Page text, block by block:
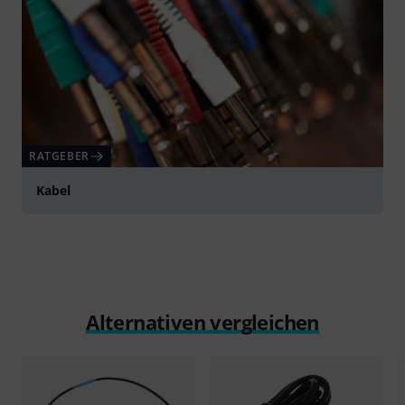
RATGEBER
Kabel
Alternativen vergleichen